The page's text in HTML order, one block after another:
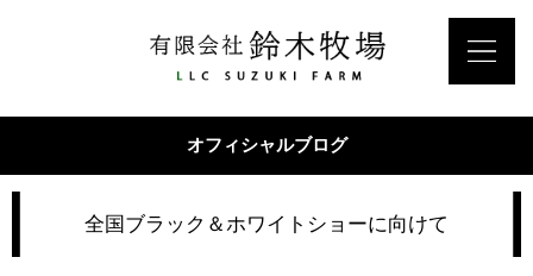
オフィシャルブログ
全国ブラック＆ホワイトショーに向けて